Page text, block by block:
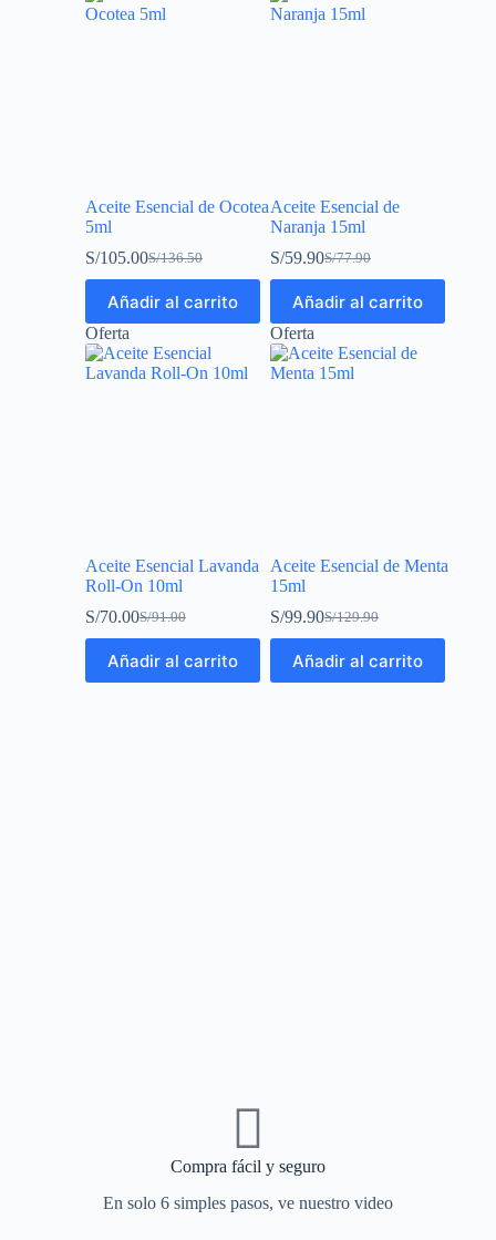
Aceite Esencial de Ocotea
5ml
S/136.50
S/105.00
Añadir al carrito
Aceite Esencial de
Naranja 15ml
S/77.90
S/59.90
Añadir al carrito
Oferta
Aceite Esencial Lavanda
Roll-On 10ml
S/91.00
S/70.00
Añadir al carrito
Oferta
Aceite Esencial de Menta
15ml
S/129.90
S/99.90
Añadir al carrito
Compra fácil y seguro
En solo 6 simples pasos, ve nuestro video